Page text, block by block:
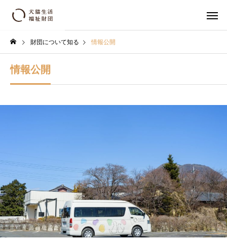
財団について知る 情報公開
情報公開